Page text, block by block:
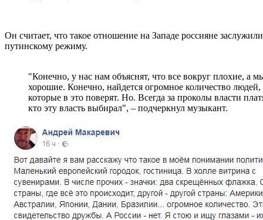
Он считает, что такое отношение на Западе россияне
путинскому режиму.
"Конечно, у нас нам объяснят, что все вокруг плохие, а
хорошие. Конечно, найдется огромное количество людей,
которые в это поверят. Но. Всегда за проколы власти
кто эту власть выбирал", – подчеркнул музыкант.